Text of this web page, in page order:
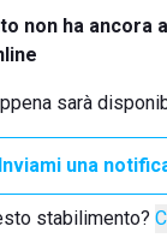
non ha ancora
sarà
Inviami una
stabilimento?